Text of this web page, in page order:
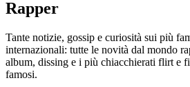
Rapper
Tante notizie, gossip e curiosità sui più
internazionali: tutte le novità dal mondo
album, dissing e i più chiacchierati flirt e
famosi.